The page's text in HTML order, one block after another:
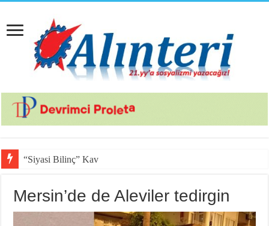
“Siyasi Bilinç” Kavramının Unsur
Mersin’de de Aleviler tedirgin